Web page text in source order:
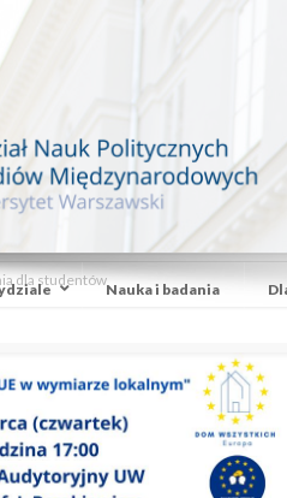
Nauka i badania
dla studentów